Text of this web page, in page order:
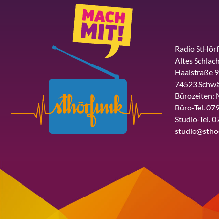
Radio
Altes
Haalstraße
74523
Bürozeiten:
Büro-Tel.
Studio-Tel.